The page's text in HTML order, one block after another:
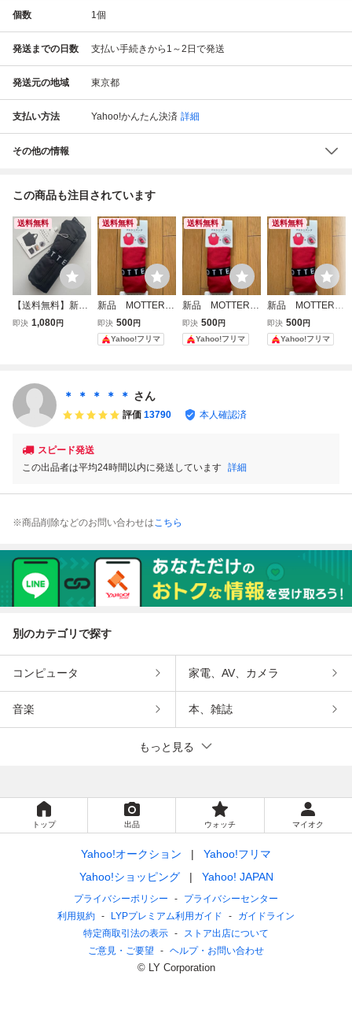
個数 1個
発送までの日数 支払い手続きから1～2日で発送
発送元の地域 東京都
支払い方法 Yahoo!かんたん決済 詳細
その他の情報
この商品も注目されています
送料無料
【送料無料】新品
★MOTTERU クル
即決 1,080円
送料無料
新品 MOTTERU
マルシェバッグ エ
コバッグ レッド
クルリト モッテ
即決 500円
Yahoo!フリマ
送料無料
新品 MOTTERU
マルシェバッグ エ
コバッグ レッド
クルリト モッテ
即決 500円
Yahoo!フリマ
送料無料
新品 MOTTERU
マルシェバッグ エ
コバッグ レッド
クルリト モッテ
即決 500円
Yahoo!フリマ
＊ ＊ ＊ ＊ ＊ さん
評価 13790 本人確認済
スピード発送
この出品者は平均24時間以内に発送しています 詳細
※商品削除などのお問い合わせはこちら
別のカテゴリで探す
コンピュータ 家電、AV、カメラ
音楽 本、雑誌
もっと見る
トップ 出品 ウォッチ マイオク
Yahoo!オークション
Yahoo!フリマ
Yahoo!ショッピング
Yahoo! JAPAN
プライバシーポリシー
プライバシーセンター
利用規約
LYPプレミアム利用ガイド
ガイドライン
特定商取引法の表示
ストア出店について
ご意見・ご要望
ヘルプ・お問い合わせ
© LY Corporation